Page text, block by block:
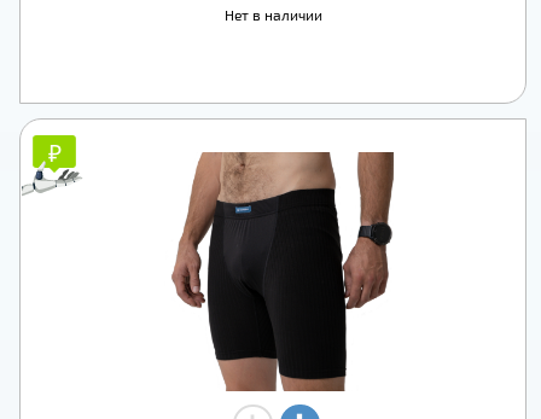
Нет в наличии
₽
₽